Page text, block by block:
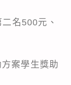
名500元、
案學生獎助